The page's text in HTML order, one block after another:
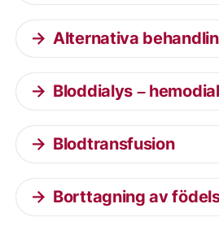
Alternativa
Bloddialys –
Blodtransfusion
Borttagning av